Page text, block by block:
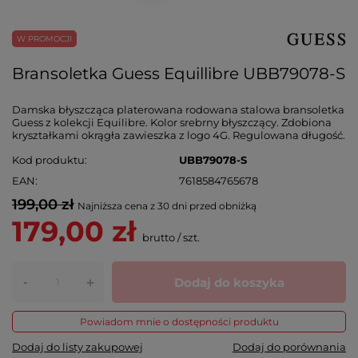
W PROMOCJI
Bransoletka Guess Equillibre UBB79078-S
Damska błyszcząca platerowana rodowana stalowa bransoletka
Guess z kolekcji Equilibre. Kolor srebrny błyszczący. Zdobiona
kryształkami okrągła zawieszka z logo 4G. Regulowana długość.
Kod produktu
UBB79078-S
EAN
7618584765678
199,00 zł Najniższa cena z 30 dni przed obniżką
179,00 zł brutto/szt.
- + Dodaj do koszyka
Powiadom mnie o dostępności produktu
Dodaj do listy zakupowej Dodaj do porównania